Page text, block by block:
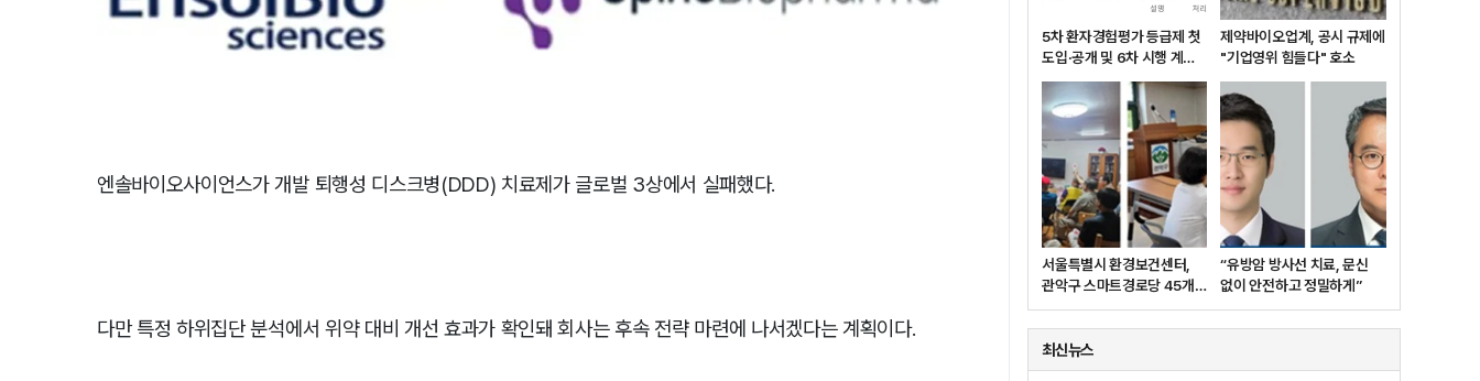
엔솔바이오사이언스가 개발 퇴행성 디스크병(DDD) 치료제가 글로벌 3상에서 실패했다.
다만 특정 하위집단 분석에서 위약 대비 개선 효과가 확인돼 회사는 후속 전략 마련에 나서겠다는 계획이다.
5차 환자경험평가 등급제 첫
도입·공개 및 6차 시행 계획
발표
제약바이오업계, 공시 규제에
"기업영위 힘들다" 호소
서울특별시 환경보건센터,
관악구 스마트경로당 45개소
대상
“유방암 방사선 치료, 문신
없이 안전하고 정밀하게”
최신뉴스